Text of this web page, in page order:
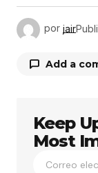
por jair
Add a
Tu
publicada.
marcados
Keep
Most